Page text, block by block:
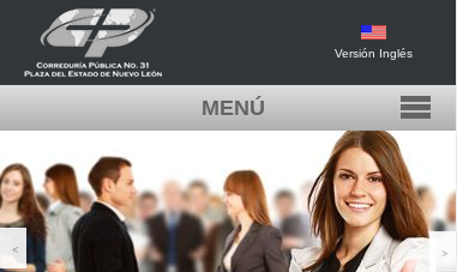
Versión Inglés
MENÚ
FORMAS DE PAGO Y ENVÍO
COTIZACIONES
< >